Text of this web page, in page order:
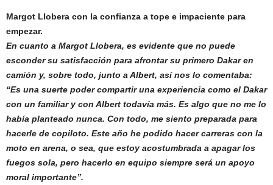
Margot Llobera con la confianza a tope e impaciente para
empezar.
En cuanto a Margot Llobera, es evidente que no puede
esconder su satisfacción para afrontar su primero Dakar en
camión y, sobre todo, junto a Albert, así nos lo comentaba:
“Es una suerte poder compartir una experiencia como el Dakar
con un familiar y con Albert todavía más. Es algo que no me lo
había planteado nunca. Con todo, me siento preparada para
hacerle de copiloto. Este año he podido hacer carreras con la
moto en arena, o sea, que estoy acostumbrada a apagar los
fuegos sola, pero hacerlo en equipo siempre será un apoyo
moral importante”.